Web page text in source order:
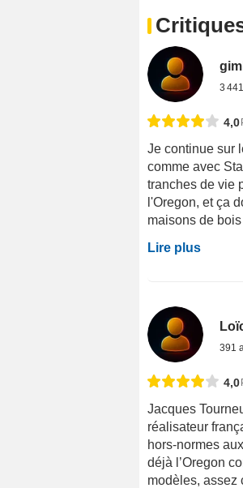
3
4,0
Je continue sur
comme avec
tranches de vie
l'Oregon, et ça
maisons de
Lire plus
391
4,0
Jacques
réalisateur
hors-normes
déjà l’Oregon
modèles, assez